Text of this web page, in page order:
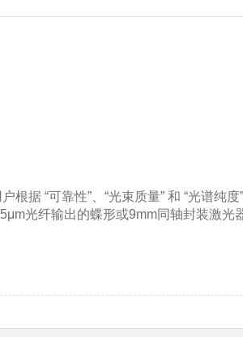
据 “可靠性”、“光束质量” 和 “光谱纯
光纤输出的蝶形或9mm同轴封装激光